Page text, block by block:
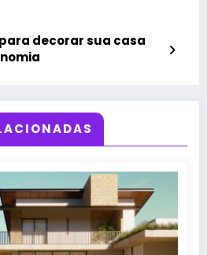
decorar sua casa